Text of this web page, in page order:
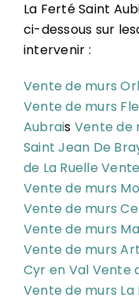
La Ferté Saint
ci-dessous sur
intervenir :
Vente de murs
Vente de murs
Aubrais Vente de
Saint Jean De
de La Ruelle
Vente de murs
Vente de murs
Vente de murs
Vente de murs
Cyr en Val Vente
Vente de murs